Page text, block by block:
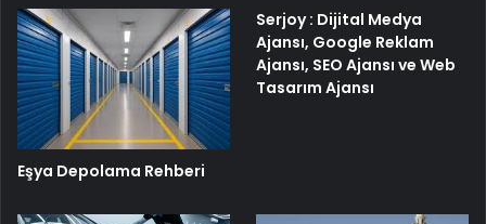
Eşya Depolama Rehberi
Serjoy : Dijital Medya
Ajansı, Google Reklam
Ajansı, SEO Ajansı ve Web
Tasarım Ajansı